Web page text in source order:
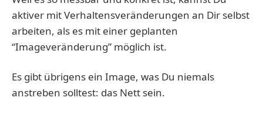
aktiver mit Verhaltensveränderungen an Dir selbst
arbeiten, als es mit einer geplanten
“Imageveränderung” möglich ist.
Es gibt übrigens ein Image, was Du niemals
anstreben solltest: das Nett sein.